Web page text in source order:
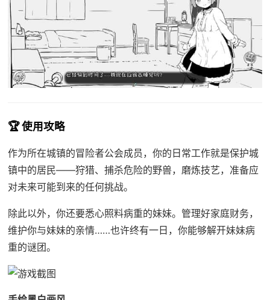
🏆 使用攻略
作为所在城镇的冒险者公会成员，你的日常工作就是保护城
镇中的居民——狩猎、捕杀危险的野兽，磨炼技艺，准备应
对未来可能到来的任何挑战。
除此以外，你还要悉心照料病重的妹妹。管理好家庭财务，
维护你与妹妹的亲情……也许终有一日，你能够解开妹妹病
重的谜团。